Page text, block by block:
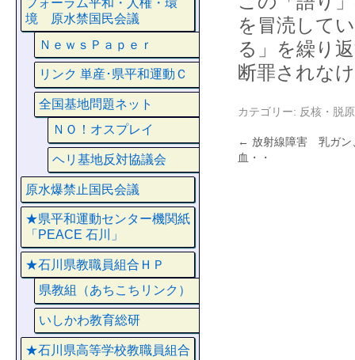
を冒涜して
る」を繰り
断罪されな
カテゴリー: 反核・脱
← 放射線障害 乳ガン
血・・
フォーラム平和・人権・環
境 原水禁国民会議
ＮｅｗｓＰａｐｅｒ
リンク 単産･県平和運動Ｃ
全国基地問題ネット
ＮＯ！オスプレイ
ヘリ基地反対協議会
原水爆禁止国民会議
★県平和運動センター機関紙
「PEACE 石川」
★石川県教職員組合ＨＰ
県教組（あちこちリンク）
いしかわ教育総研
★石川県高等学校教職員組合